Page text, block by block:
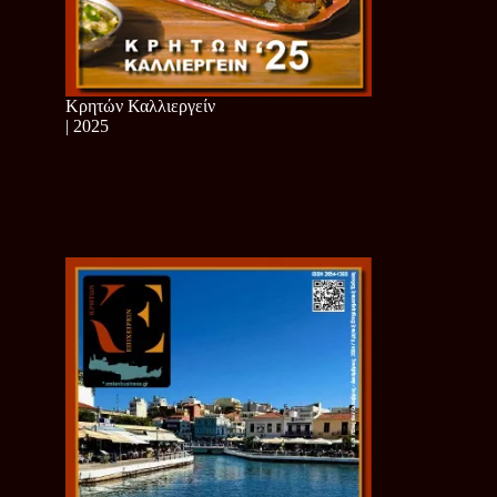
Κρητών Καλλιεργείν
| 2025